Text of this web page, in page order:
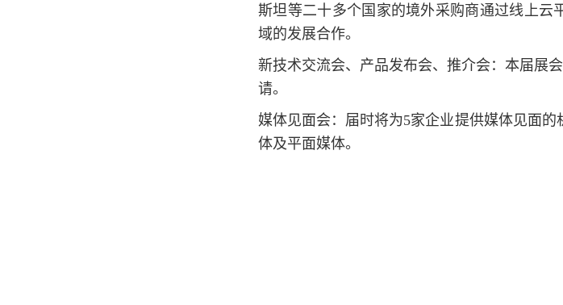
斯坦等二十多个国家的境外采购商通过线上云
域的发展合作。
新技术交流会、产品发布会、推介会：本届展
请。
媒体见面会：届时将为5家企业提供媒体见面
体及平面媒体。